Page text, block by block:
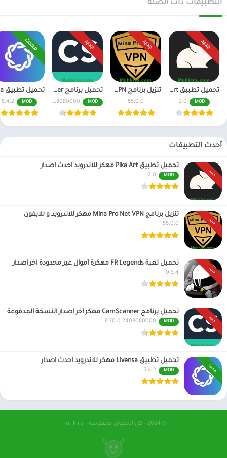
التطبيقات ذات الصلة
جديد
تحميل تطبيق Pika Art مهكر للاندرويد احدث اصدار
MOD
2.0
جديد
تنزيل برنامج Mina Pro Net VPN مهكر للاندرويد و للايفون
55.0.0
جديد
تحميل برنامج CamScanner مهكر اخر اصدار النسخة المدفوعة
MOD
6.70.0.2408080000
محدث
MOD
5.4.2
أحدث التطبيقات
جديد
تحميل تطبيق Pika Art مهكر للاندرويد احدث اصدار
MOD
2.0
جديد
تنزيل برنامج Mina Pro Net VPN مهكر للاندرويد و للايفون
55.0.0
جديد
تحميل لعبة FR Legends مهكرة أموال غير محدودة اخر اصدار
0.3.4
جديد
تحميل برنامج CamScanner مهكر اخر اصدار النسخة المدفوعة
MOD
6.70.0.2408080000
محدث
تحميل تطبيق Livensa مهكر للاندرويد احدث اصدار
MOD
5.4.2
© 2024 - كل الحقوق محفوظة - muhkira